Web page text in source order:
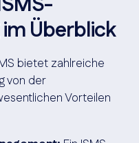
Überblick
bietet zahlreiche
von der
Vorteilen